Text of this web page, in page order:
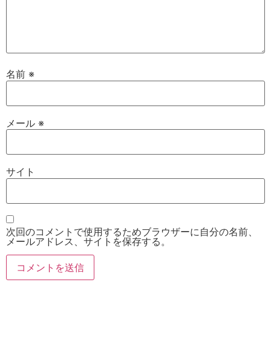
名前 ※
メール ※
サイト
次回のコメントで使用するためブラウザーに自分の名前、
メールアドレス、サイトを保存する。